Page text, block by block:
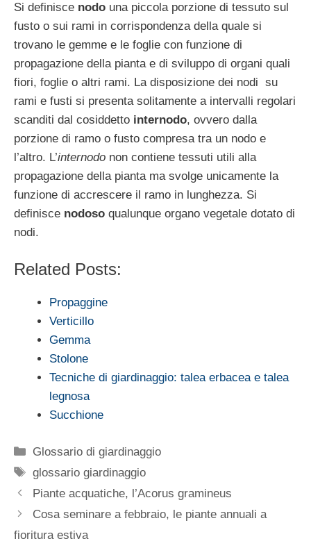
Si definisce nodo una piccola porzione di tessuto sul
fusto o sui rami in corrispondenza della quale si
trovano le gemme e le foglie con funzione di
propagazione della pianta e di sviluppo di organi quali
fiori, foglie o altri rami. La disposizione dei nodi su
rami e fusti si presenta solitamente a intervalli regolari
scanditi dal cosiddetto internodo, ovvero dalla
porzione di ramo o fusto compresa tra un nodo e
l’altro. L’internodo non contiene tessuti utili alla
propagazione della pianta ma svolge unicamente la
funzione di accrescere il ramo in lunghezza. Si
definisce nodoso qualunque organo vegetale dotato di
nodi.
Related Posts:
Propaggine
Verticillo
Gemma
Stolone
Tecniche di giardinaggio: talea erbacea e talea
legnosa
Succhione
Categorie
Glossario di giardinaggio
Tag
glossario giardinaggio
Piante acquatiche, l’Acorus gramineus
Cosa seminare a febbraio, le piante annuali a
fioritura estiva